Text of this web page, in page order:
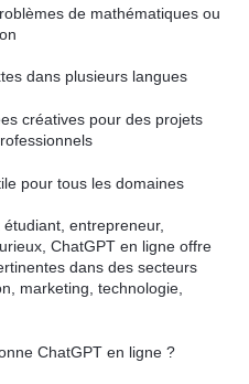
de mathématiques ou
dans plusieurs langues
créatives pour des projets
pour tous les domaines
entrepreneur,
ChatGPT en ligne offre
dans des secteurs
marketing, technologie,
ChatGPT en ligne ?